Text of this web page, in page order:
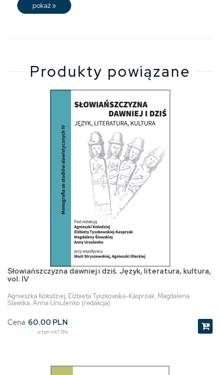
pokaż »
Produkty powiązane
Słowiańszczyzna dawniej i dziś. Język, literatura, kultura,
vol. IV
Agnieszka Kołodziej, Elżbieta Tyszkowska-Kasprzak, Magdalena
Ślawska, Anna Ursulenko (redakcja)
Cena: 60.00 PLN
w tym VAT 5%